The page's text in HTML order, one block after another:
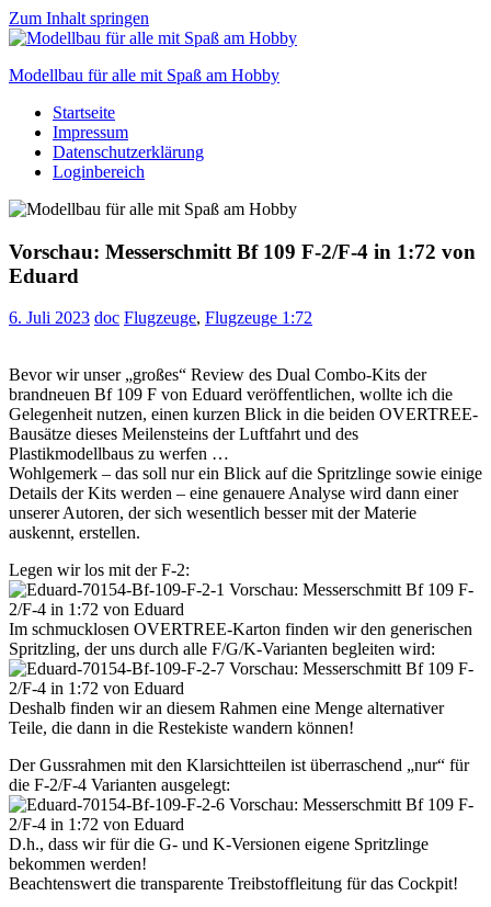
Zum Inhalt springen
Modellbau für alle mit Spaß am Hobby
Scale
modelling
to
Startseite
Impressum
Datenschutzerklärung
Loginbereich
Vorschau: Messerschmitt Bf 109 F-2/F-4 in 1:72 von
Eduard
6. Juli 2023 doc Flugzeuge, Flugzeuge 1:72
Bevor wir unser „großes“ Review des Dual Combo-Kits der
brandneuen Bf 109 F von Eduard veröffentlichen, wollte ich die
Gelegenheit nutzen, einen kurzen Blick in die beiden OVERTREE-
Bausätze dieses Meilensteins der Luftfahrt und des
Plastikmodellbaus zu werfen …
Wohlgemerk – das soll nur ein Blick auf die Spritzlinge sowie einige
Details der Kits werden – eine genauere Analyse wird dann einer
unserer Autoren, der sich wesentlich besser mit der Materie
auskennt, erstellen.
Legen wir los mit der F-2:
Im schmucklosen OVERTREE-Karton finden wir den generischen
Spritzling, der uns durch alle F/G/K-Varianten begleiten wird:
Deshalb finden wir an diesem Rahmen eine Menge alternativer
Teile, die dann in die Restekiste wandern können!
Der Gussrahmen mit den Klarsichtteilen ist überraschend „nur“ für
die F-2/F-4 Varianten ausgelegt:
D.h., dass wir für die G- und K-Versionen eigene Spritzlinge
bekommen werden!
Beachtenswert die transparente Treibstoffleitung für das Cockpit!